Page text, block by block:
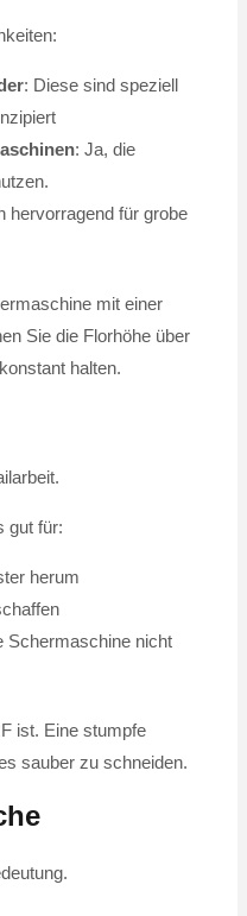
: Diese sind speziell
: Ja, die
hervorragend für grobe
mit einer
Sie die Florhöhe über
halten.
gut für:
herum
Schermaschine nicht
ist. Eine stumpfe
sauber zu schneiden.